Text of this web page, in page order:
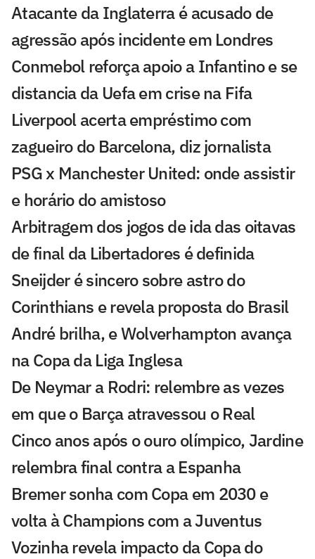
Atacante da Inglaterra é acusado de
agressão após incidente em Londres
Conmebol reforça apoio a Infantino e se
distancia da Uefa em crise na Fifa
Liverpool acerta empréstimo com
zagueiro do Barcelona, diz jornalista
PSG x Manchester United: onde assistir
e horário do amistoso
Arbitragem dos jogos de ida das oitavas
de final da Libertadores é definida
Sneijder é sincero sobre astro do
Corinthians e revela proposta do Brasil
André brilha, e Wolverhampton avança
na Copa da Liga Inglesa
De Neymar a Rodri: relembre as vezes
em que o Barça atravessou o Real
Cinco anos após o ouro olímpico, Jardine
relembra final contra a Espanha
Bremer sonha com Copa em 2030 e
volta à Champions com a Juventus
Vozinha revela impacto da Copa do